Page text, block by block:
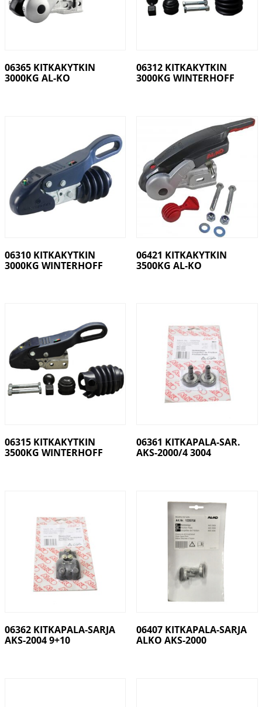
06365 KITKAKYTKIN
3000KG AL-KO
06312 KITKAKYTKIN
3000KG WINTERHOFF
06310 KITKAKYTKIN
3000KG WINTERHOFF
06421 KITKAKYTKIN
3500KG AL-KO
06315 KITKAKYTKIN
3500KG WINTERHOFF
06361 KITKAPALA-SAR.
AKS-2000/4 3004
06362 KITKAPALA-SARJA
AKS-2004 9+10
06407 KITKAPALA-SARJA
ALKO AKS-2000